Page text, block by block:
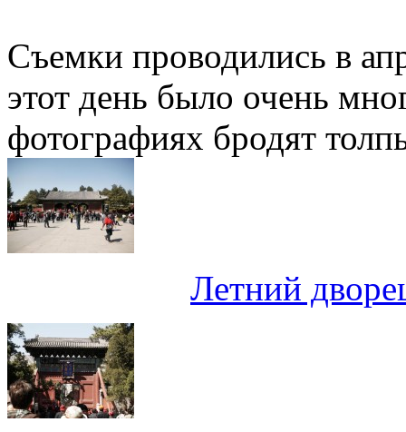
Съемки проводились в
этот день было очень
фотографиях бродят
Летний